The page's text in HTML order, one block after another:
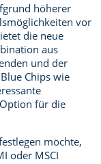
höherer
vor
die neue
aus
und der
Chips wie
für die
möchte,
oder MSCI